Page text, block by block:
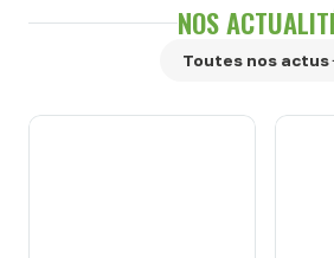
NOS
Toutes nos actus